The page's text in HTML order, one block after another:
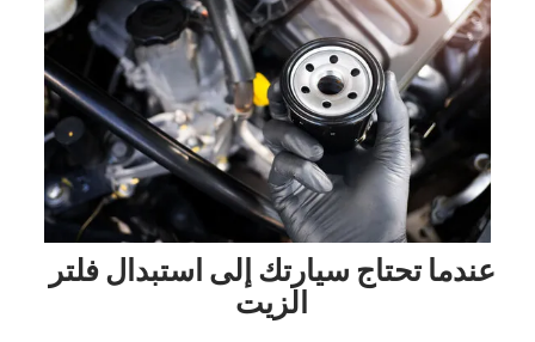
‏عندما تحتاج سيارتك إلى استبدال فلتر
الزيت‏